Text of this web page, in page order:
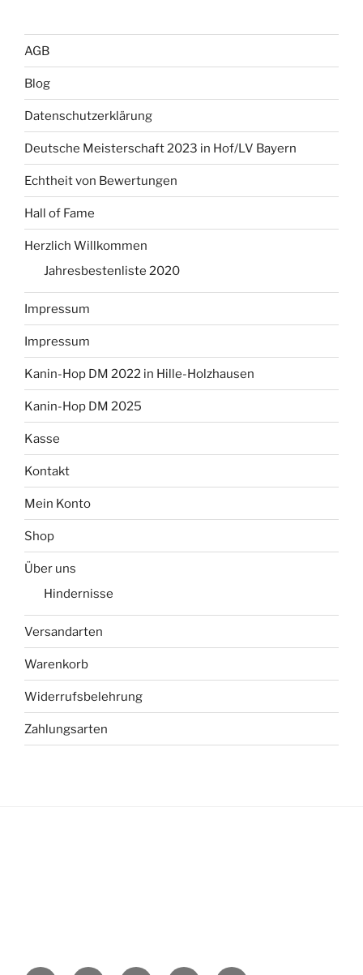
AGB
Blog
Datenschutzerklärung
Deutsche Meisterschaft 2023 in Hof/LV Bayern
Echtheit von Bewertungen
Hall of Fame
Herzlich Willkommen
Jahresbestenliste 2020
Impressum
Impressum
Kanin-Hop DM 2022 in Hille-Holzhausen
Kanin-Hop DM 2025
Kasse
Kontakt
Mein Konto
Shop
Über uns
Hindernisse
Versandarten
Warenkorb
Widerrufsbelehrung
Zahlungsarten